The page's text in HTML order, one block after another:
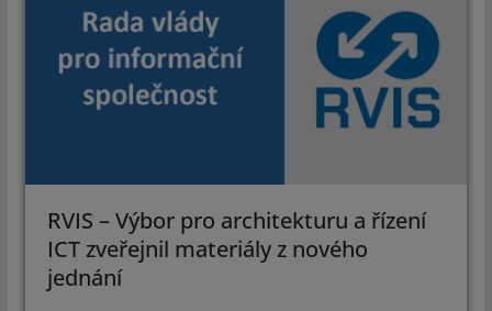
RVIS – Výbor pro architekturu a řízení
ICT zveřejnil materiály z nového
jednání